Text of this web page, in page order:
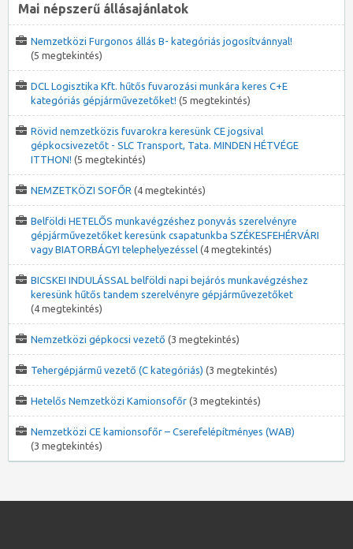
Mai népszerű állásajánlatok
Nemzetközi Furgonos állás B- kategóriás jogosítvánnyal!
(5 megtekintés)
DCL Logisztika Kft. hűtős fuvarozási munkára keres C+E
kategóriás gépjárművezetőket! (5 megtekintés)
Rövid nemzetközis fuvarokra keresünk CE jogsival
gépkocsivezetőt - SLC Transport, Tata. MINDEN HÉTVÉGE
ITTHON! (5 megtekintés)
NEMZETKÖZI SOFŐR (4 megtekintés)
Belföldi HETELŐS munkavégzéshez ponyvás szerelvényre
gépjárművezetőket keresünk csapatunkba SZÉKESFEHÉRVÁRI
vagy BIATORBÁGYI telephelyezéssel (4 megtekintés)
BICSKEI INDULÁSSAL belföldi napi bejárós munkavégzéshez
keresünk hűtős tandem szerelvényre gépjárművezetőket
(4 megtekintés)
Nemzetközi gépkocsi vezető (3 megtekintés)
Tehergépjármű vezető (C kategóriás) (3 megtekintés)
Hetelős Nemzetközi Kamionsofőr (3 megtekintés)
Nemzetközi CE kamionsofőr – Cserefelépítményes (WAB)
(3 megtekintés)